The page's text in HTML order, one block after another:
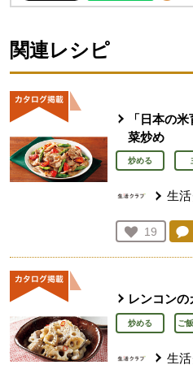
関連レシピ
「日本の
菜炒め
炒める
生
お気に入
19
人が登
レンコン
炒める ご
生